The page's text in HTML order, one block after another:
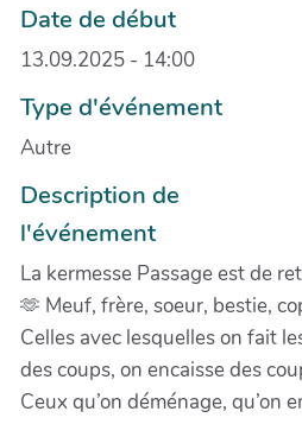
Date de début
13.09.2025 - 14:00
Type d'événement
Autre
Description de
l'événement
La kermesse Passage est de
🫶 Meuf, frère, soeur, bestie,
Celles avec lesquelles on fait
des coups, on encaisse des
Ceux qu’on déménage, qu’on